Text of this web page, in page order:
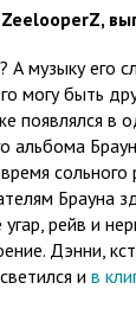
А музыку его
могу быть
появлялся в
альбома
сольного
Брауна
рейв и
Дэнни,
и в